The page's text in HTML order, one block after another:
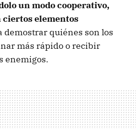
un modo cooperativo,
elementos
demostrar quiénes son los
más rápido o recibir
enemigos.